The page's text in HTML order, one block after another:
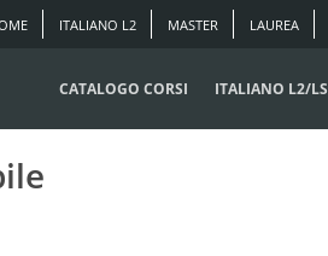
ITALIANO L2 MASTER LAUREA
CATALOGO CORSI ITALIANO L2/LS